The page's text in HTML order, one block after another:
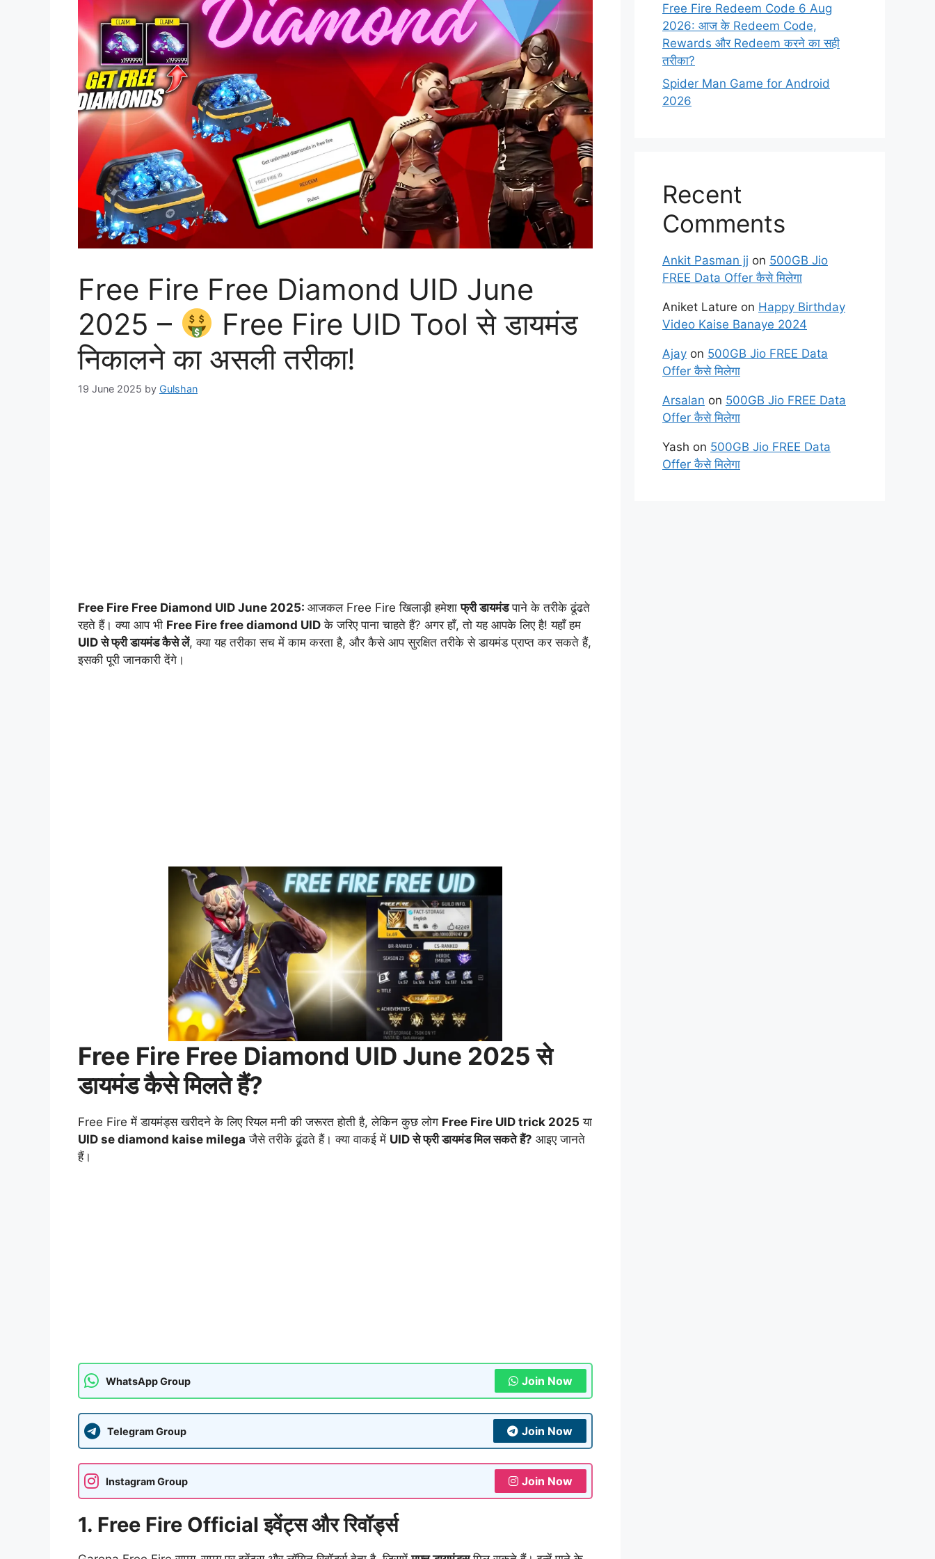
Free Fire Free Diamond UID June
2025 –
Free Fire UID Tool से डायमंड
निकालने का असली तरीका!
19 June 2025 by Gulshan
Free Fire Free Diamond UID June 2025: आजकल Free Fire खिलाड़ी हमेशाफ्री डायमंडपाने के तरीके ढूंढते
रहते हैं। क्या आप भी Free Fire free diamond UID के जरिए पाना चाहते हैं? अगर हाँ, तो यह आपके लिए है! यहाँ हम
UID से फ्री डायमंड कैसे लें, क्या यह तरीका सच में काम करता है, और कैसे आप सुरक्षित तरीके से डायमंड प्राप्त कर सकते हैं,
इसकी पूरी जानकारी देंगे।
Free Fire Free Diamond UID June 2025 से
डायमंड कैसे मिलते हैं?
Free Fire में डायमंड्स खरीदने के लिए रियल मनी की जरूरत होती है, लेकिन कुछ लोग Free Fire UID trick 2025 या
UID se diamond kaise milega जैसे तरीके ढूंढते हैं। क्या वाकई में UID से फ्री डायमंड मिल सकते हैं? आइए जानते
हैं।
WhatsApp Group Join Now
Telegram Group Join Now
Instagram Group Join Now
1. Free Fire Official इवेंट्स और रिवॉर्ड्स
Free Fire Redeem Code 6 Aug
2026: आज के Redeem Code,
Rewards और Redeem करने का सही
तरीका?
Spider Man Game for Android
2026
Recent
Comments
Ankit Pasman jj on 500GB Jio
FREE Data Offer कैसे मिलेगा
Aniket Lature on Happy Birthday
Video Kaise Banaye 2024
Ajay on 500GB Jio FREE Data
Offer कैसे मिलेगा
Arsalan on 500GB Jio FREE Data
Offer कैसे मिलेगा
Yash on 500GB Jio FREE Data
Offer कैसे मिलेगा